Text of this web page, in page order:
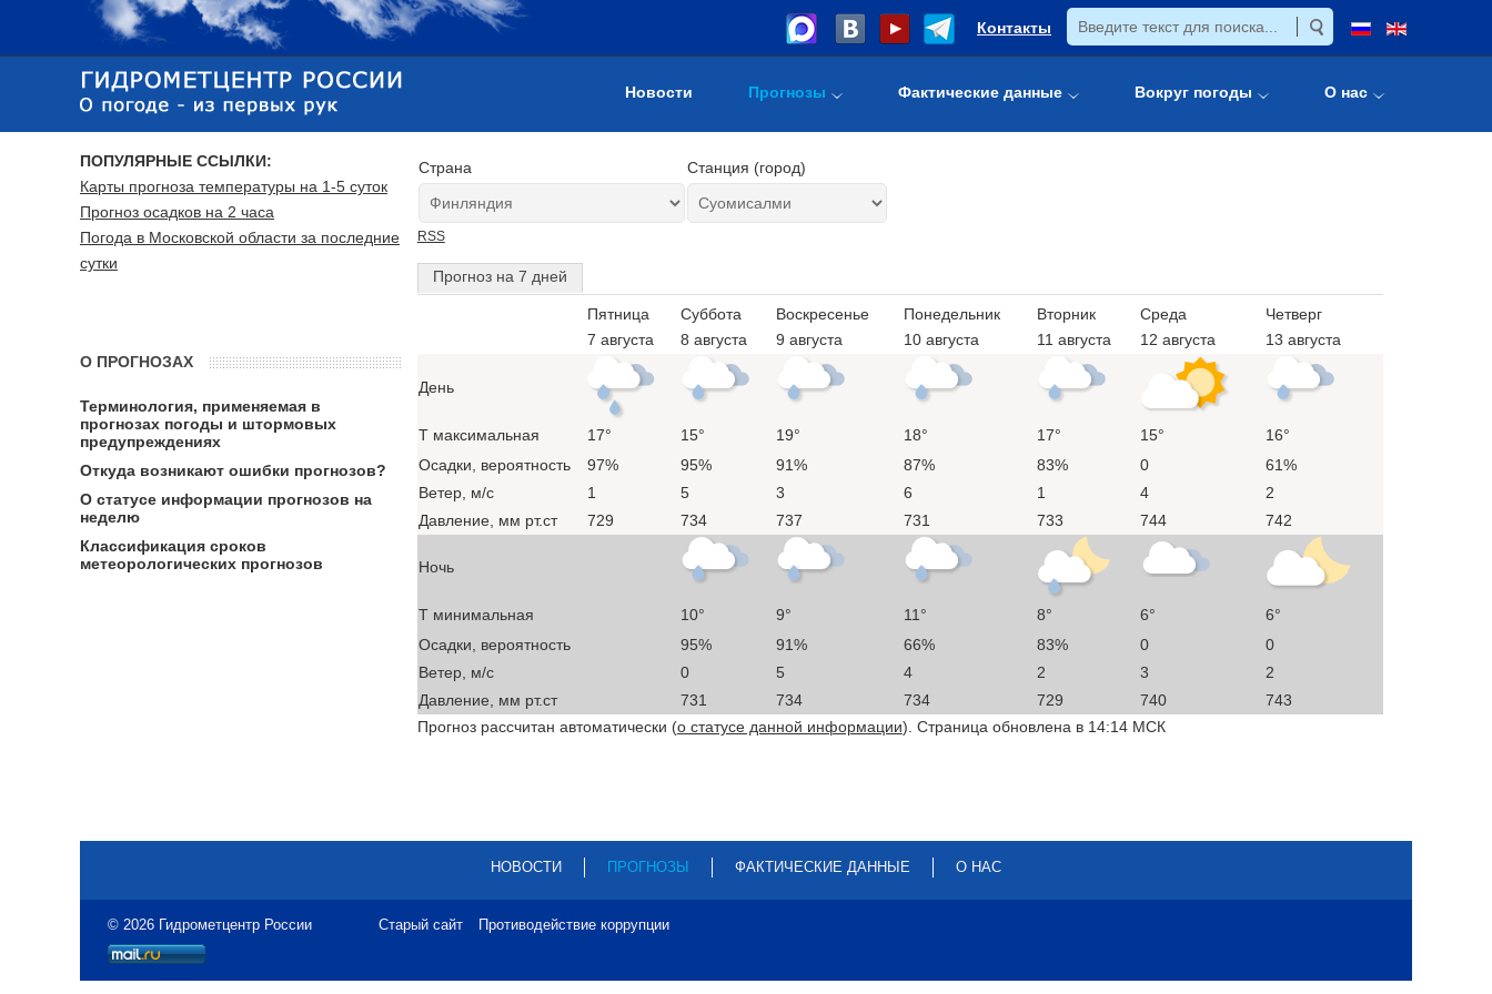
Контакты
Новости Прогнозы Фактические данные Вокруг погоды О нас
Страна Станция (город)
RSS
Прогноз на 7 дней
Пятница
7 августа
Суббота
8 августа
Воскресенье
9 августа
Понедельник
10 августа
Вторник
11 августа
Среда
12 августа
Четверг
13 августа
День
T максимальная 17° 15° 19° 18° 17° 15°
16°
Осадки, вероятность
97% 95% 91% 87% 83% 0
61%
Ветер, м/с
1 5 3 6 1 4
2
Давление, мм рт.ст
729 734 737 731 733 744 742
Ночь
T минимальная 10° 9° 11° 8° 6°
6°
Осадки, вероятность
95% 91% 66% 83% 0
0
Ветер, м/с
0 5 4 2 3
2
Давление, мм рт.ст
731 734 734 729 740
743
Прогноз рассчитан автоматически (о статусе данной информации). Страница обновлена в 14:14 МСК
ПОПУЛЯРНЫЕ ССЫЛКИ:
Карты прогноза температуры на 1-5 суток
Прогноз осадков на 2 часа
Погода в Московской области за последние
сутки
О ПРОГНОЗАХ
Терминология, применяемая в
прогнозах погоды и штормовых
предупреждениях
Откуда возникают ошибки прогнозов?
О статусе информации прогнозов на
неделю
Классификация сроков
метеорологических прогнозов
НОВОСТИ ПРОГНОЗЫ ФАКТИЧЕСКИЕ ДАННЫЕ О НАС
© 2026 Гидрометцентр России Старый сайт Противодействие коррупции